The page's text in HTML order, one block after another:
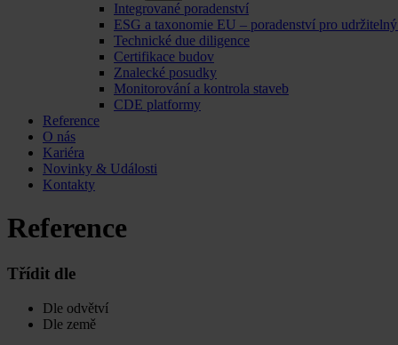
Integrované poradenství
ESG a taxonomie EU – poradenství pro
Technické due diligence
Certifikace budov
Znalecké posudky
Monitorování a kontrola staveb
CDE platformy
Reference
O nás
Kariéra
Novinky & Události
Kontakty
Reference
Třídit dle
Dle odvětví
Dle země